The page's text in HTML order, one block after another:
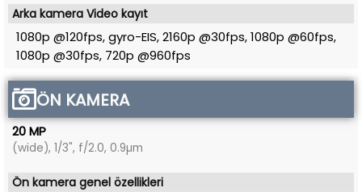
Arka kamera Video kayıt
1080p @120fps, gyro-EIS, 2160p @30fps, 1080p @60fps,
1080p @30fps, 720p @960fps
ÖN KAMERA
20 MP
(wide), 1/3", f/2.0, 0.9µm
Ön kamera genel özellikleri